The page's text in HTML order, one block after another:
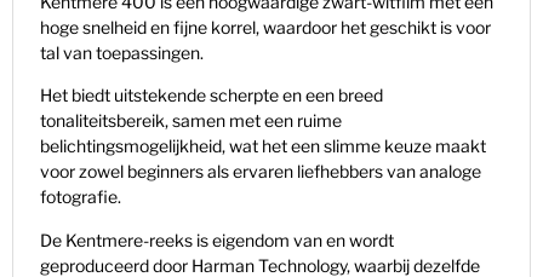
hoge snelheid en fijne korrel, waardoor het geschikt is voor
tal van toepassingen.
Het biedt uitstekende scherpte en een breed
tonaliteitsbereik, samen met een ruime
belichtingsmogelijkheid, wat het een slimme keuze maakt
voor zowel beginners als ervaren liefhebbers van analoge
fotografie.
De Kentmere-reeks is eigendom van en wordt
geproduceerd door Harman Technology, waarbij dezelfde